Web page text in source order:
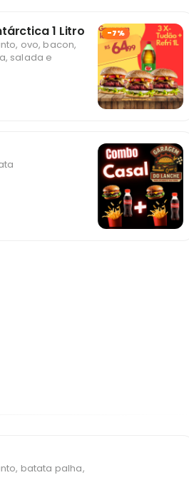
1 Litro
ovo, bacon,
salada e
-7%
batata palha,